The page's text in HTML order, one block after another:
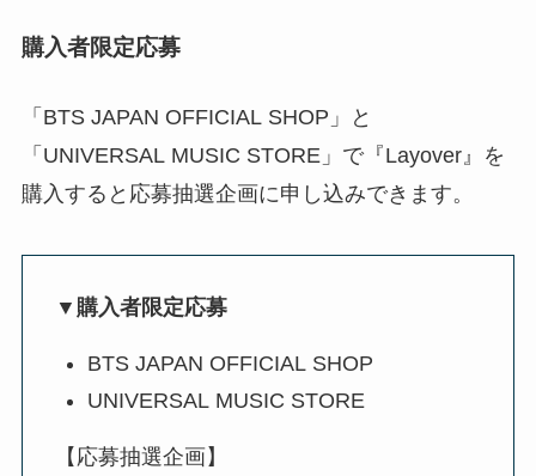
購入者限定応募
「BTS JAPAN OFFICIAL SHOP」と
「UNIVERSAL MUSIC STORE」で『Layover』を
購入すると応募抽選企画に申し込みできます。
▼購入者限定応募
BTS JAPAN OFFICIAL SHOP
UNIVERSAL MUSIC STORE
【応募抽選企画】